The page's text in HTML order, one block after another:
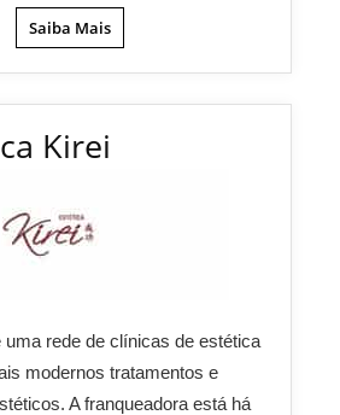
Saiba Mais
Kirei
uma rede de clínicas de estética
modernos tratamentos e
A franqueadora está há